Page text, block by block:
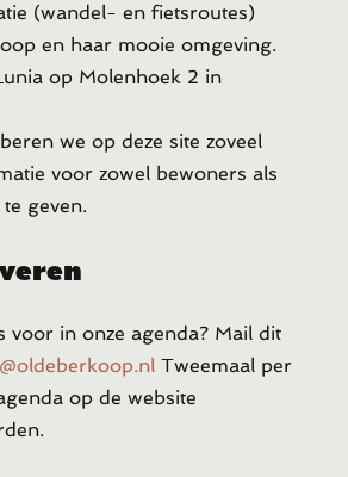
(wandel- en fietsroutes)
en haar mooie omgeving.
op Molenhoek 2 in
we op deze site zoveel
voor zowel bewoners als
geven.
voor in onze agenda? Mail dit
Tweemaal per
op de website